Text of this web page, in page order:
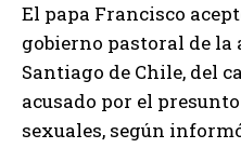
El papa Francisco
gobierno pastoral de la
Santiago de Chile, del
acusado por el
sexuales, según